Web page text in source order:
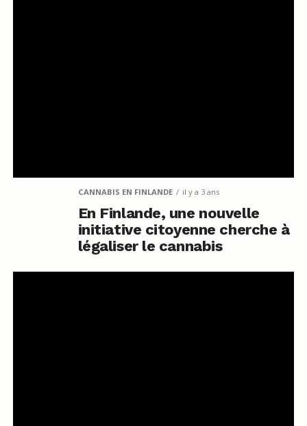
CANNABIS EN FINLANDE il y a 3 ans
En Finlande, une nouvelle
initiative citoyenne cherche à
légaliser le cannabis